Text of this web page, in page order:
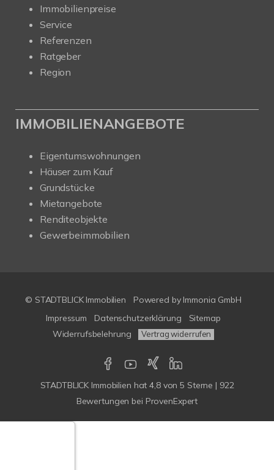
Immobilienpreise
Service
Referenzen
Ratgeber
Region
IMMOBILIENANGEBOTE
Eigentumswohnungen
Häuser zum Kauf
Grundstücke
Mietangebote
Renditeobjekte
Gewerbeimmobilien
© STADTBLICK Immobilien Powered by Immonia GmbH
Impressum
Datenschutzerklärung
Sitemap
Widerrufsbelehrung
Vertrag widerrufen
STADTBLICK Immobilien hat4,8von5 Sterne | 922
Bewertungen bei ProvenExpert